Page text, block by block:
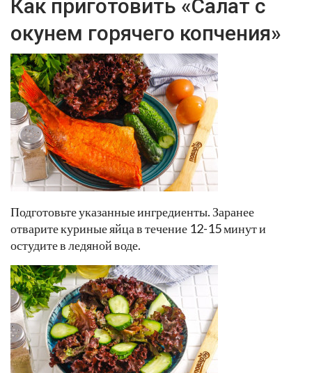
Как приготовить «Cалат с
окунем горячего копчения»
Подготовьте указанные ингредиенты. Заранее
отварите куриные яйца в течение 12-15 минут и
остудите в ледяной воде.